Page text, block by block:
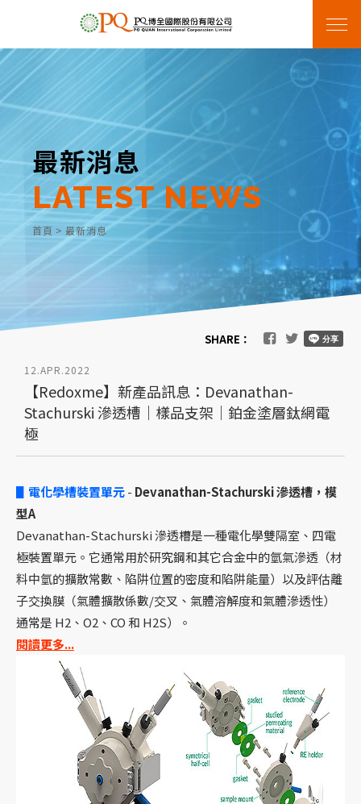
最新消息
LATEST NEWS
首頁 > 最新消息
SHARE：
12.APR.2022
【Redoxme】新產品訊息：Devanathan-
Stachurski 滲透槽｜樣品支架｜鉑金塗層鈦網電
極
▋電化學槽裝置單元- Devanathan-Stachurski 滲透槽，模
型A
Devanathan-Stachurski 滲透槽是一種電化學雙隔室、四電
極裝置單元。它通常用於研究鋼和其它合金中的氫氣滲透（材
料中氫的擴散常數、陷阱位置的密度和陷阱能量）以及評估離
子交換膜（氣體擴散係數/交叉、氣體溶解度和氣體滲透性）
通常是 H2、O2、CO 和 H2S）。
閱讀更多...